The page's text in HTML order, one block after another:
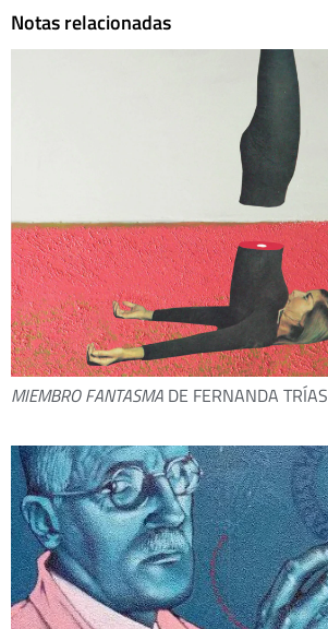
Notas relacionadas
MIEMBRO FANTASMA DE FERNANDA TRÍAS